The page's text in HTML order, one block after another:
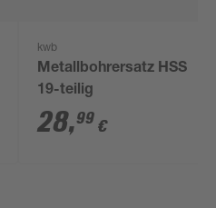
kwb
Metallbohrersatz HSS
19-teilig
28,99 €